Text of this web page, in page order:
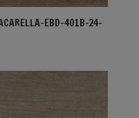
EBD-401B-24-